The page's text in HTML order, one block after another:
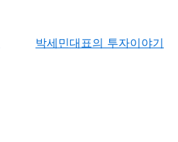
박세민대표의 투자이야기